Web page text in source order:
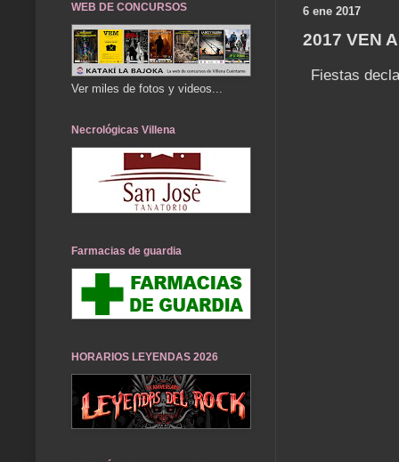
6 ene 2017
2017 VEN
Fiestas
WEB DE CONCURSOS
Ver miles de fotos y videos...
Necrológicas Villena
Farmacias de guardia
HORARIOS LEYENDAS 2026